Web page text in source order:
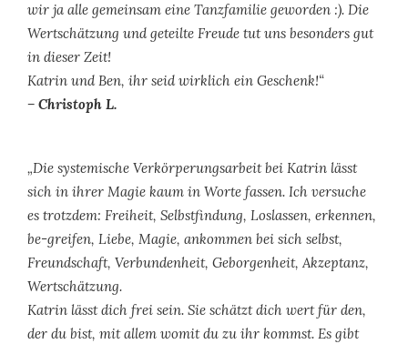
wir ja alle gemeinsam eine Tanzfamilie geworden :). Die
Wertschätzung und geteilte Freude tut uns besonders gut
in dieser Zeit!
Katrin und Ben, ihr seid wirklich ein Geschenk!“
– Christoph L.
„Die systemische Verkörperungsarbeit bei Katrin lässt
sich in ihrer Magie kaum in Worte fassen. Ich versuche
es trotzdem: Freiheit, Selbstfindung, Loslassen, erkennen,
be-greifen, Liebe, Magie, ankommen bei sich selbst,
Freundschaft, Verbundenheit, Geborgenheit, Akzeptanz,
Wertschätzung.
Katrin lässt dich frei sein. Sie schätzt dich wert für den,
der du bist, mit allem womit du zu ihr kommst. Es gibt